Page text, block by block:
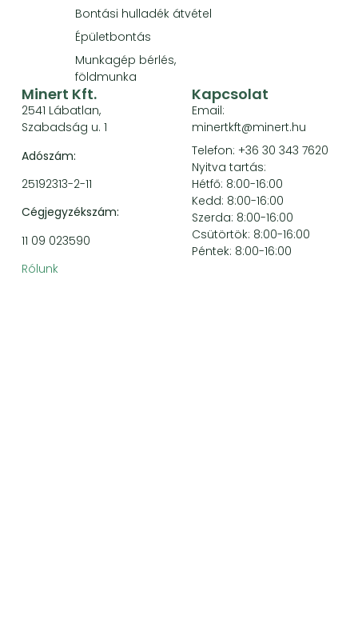
Bontási hulladék átvétel
Épületbontás
Munkagép bérlés,
földmunka
Minert Kft.
2541 Lábatlan,
Szabadság u. 1
Adószám:
25192313-2-11
Cégjegyzékszám:
11 09 023590
Rólunk
Kapcsolat
Email:
minertkft@minert.hu
Telefon: +36 30 343 7620
Nyitva tartás:
Hétfő: 8:00-16:00
Kedd: 8:00-16:00
Szerda: 8:00-16:00
Csütörtök: 8:00-16:00
Péntek: 8:00-16:00